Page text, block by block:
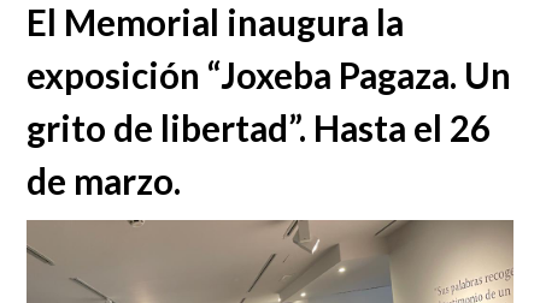
El Memorial inaugura la
exposición “Joxeba Pagaza. Un
grito de libertad”. Hasta el 26
de marzo.